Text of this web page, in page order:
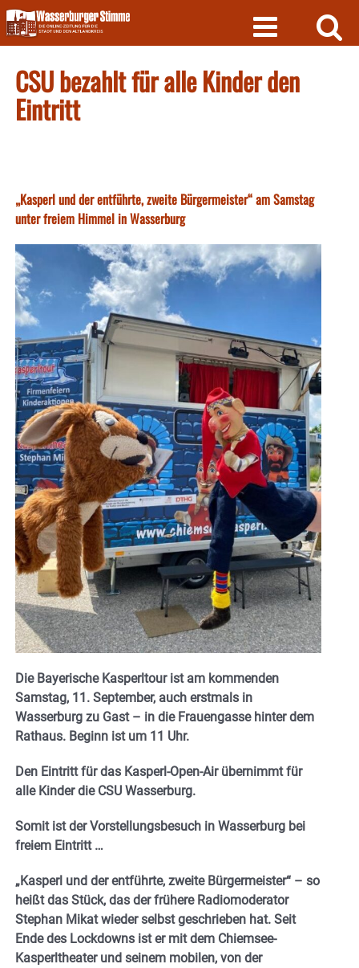
Skip
to
content
CSU bezahlt für alle Kinder den
Eintritt
„Kasperl und der entführte, zweite Bürgermeister“ am Samstag
unter freiem Himmel in Wasserburg
Die Bayerische Kasperltour ist am kommenden
Samstag, 11. September, auch erstmals in
Wasserburg zu Gast – in die Frauengasse hinter dem
Rathaus. Beginn ist um 11 Uhr.
Den Eintritt für das Kasperl-Open-Air übernimmt für
alle Kinder die CSU Wasserburg.
Somit ist der Vorstellungsbesuch in Wasserburg bei
freiem Eintritt …
„Kasperl und der entführte, zweite Bürgermeister“ – so
heißt das Stück, das der frühere Radiomoderator
Stephan Mikat wieder selbst geschrieben hat. Seit
Ende des Lockdowns ist er mit dem Chiemsee-
Kasperltheater und seinem mobilen, von der